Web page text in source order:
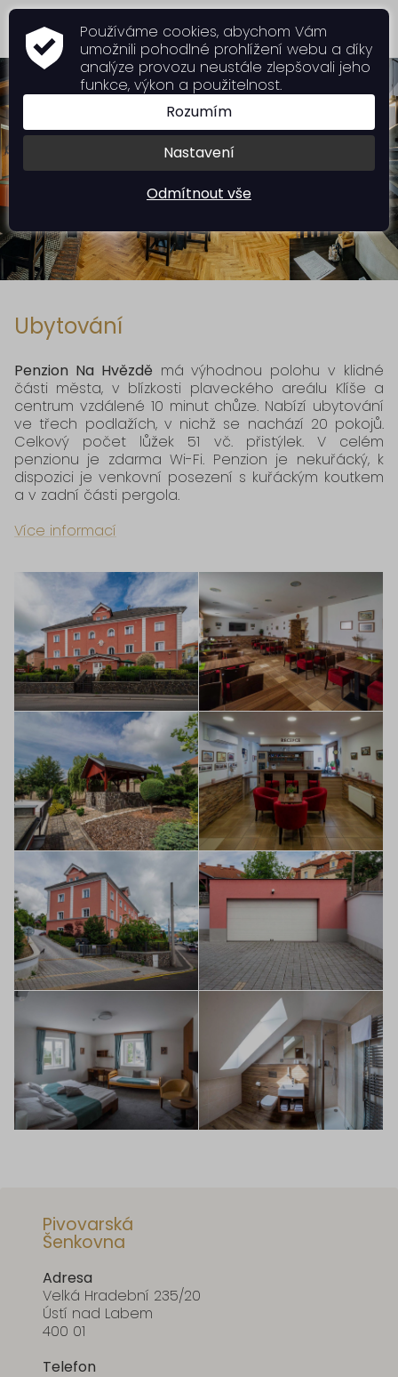
Ubytování
Penzion Na Hvězdě má výhodnou polohu v klidné
části města, v blízkosti plaveckého areálu Klíše a
centrum vzdálené 10 minut chůze. Nabízí ubytování
ve třech podlažích, v nichž se nachází 20 pokojů.
Celkový počet lůžek 51 vč. přistýlek. V celém
penzionu je zdarma Wi-Fi. Penzion je nekuřácký, k
dispozici je venkovní posezení s kuřáckým koutkem
a v zadní části pergola.
Více informací
Pivovarská
Šenkovna
Adresa
Velká Hradební 235/20
Ústí nad Labem
400 01
Telefon
Používáme cookies, abychom Vám
umožnili pohodlné prohlížení webu a díky
analýze provozu neustále zlepšovali jeho
funkce, výkon a použitelnost.
Rozumím
Nastavení
Odmítnout vše